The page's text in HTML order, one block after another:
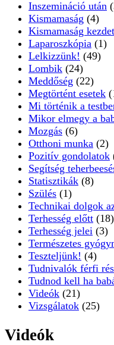
Inszemináció után
Kismamaság (4)
Kismamaság
Laparoszkópia (1)
Lelkizzünk! (49)
Lombik (24)
Meddőség (22)
Megtörtént esetek
Mi történik a
Mikor elmegy a
Mozgás (6)
Otthoni munka (2)
Pozitív gondolatok
Segítség
Statisztikák (8)
Szülés (1)
Technikai dolgok
Terhesség előtt (18)
Terhesség jelei (3)
Természetes
Teszteljünk! (4)
Tudnivalók férfi
Tudnod kell ha
Videók (21)
Vizsgálatok (25)
Videók